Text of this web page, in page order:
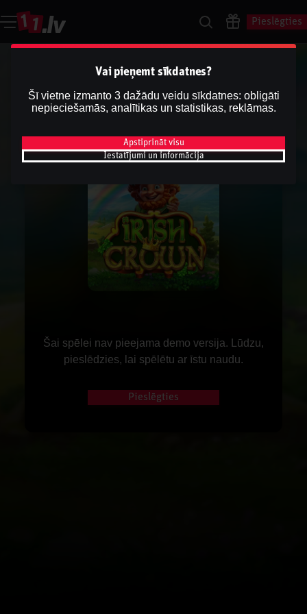
Pieslēgties
Šai spēlei nav pieejama demo versija. Lūdzu,
pieslēdzies, lai spēlētu ar īstu naudu.
Pieslēgties
Vai pieņemt sīkdatnes?
Šī vietne izmanto 3 dažādu veidu sīkdatnes: obligāti
nepieciešamās, analītikas un statistikas, reklāmas.
Apstiprināt visu
Iestatījumi un informācija